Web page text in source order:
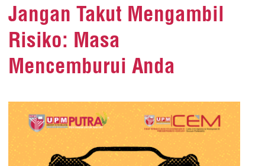
Jangan Takut Mengambil
Risiko: Masa
Mencemburui Anda